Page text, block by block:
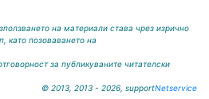
на материали става чрез изрично
като позоваването на
за публикуваните читателски
© 2013, 2013 - 2026, supportNetservice